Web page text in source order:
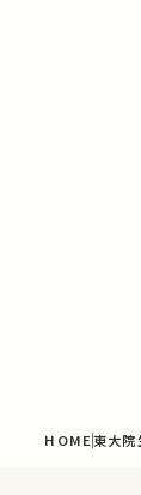
HOME東大院